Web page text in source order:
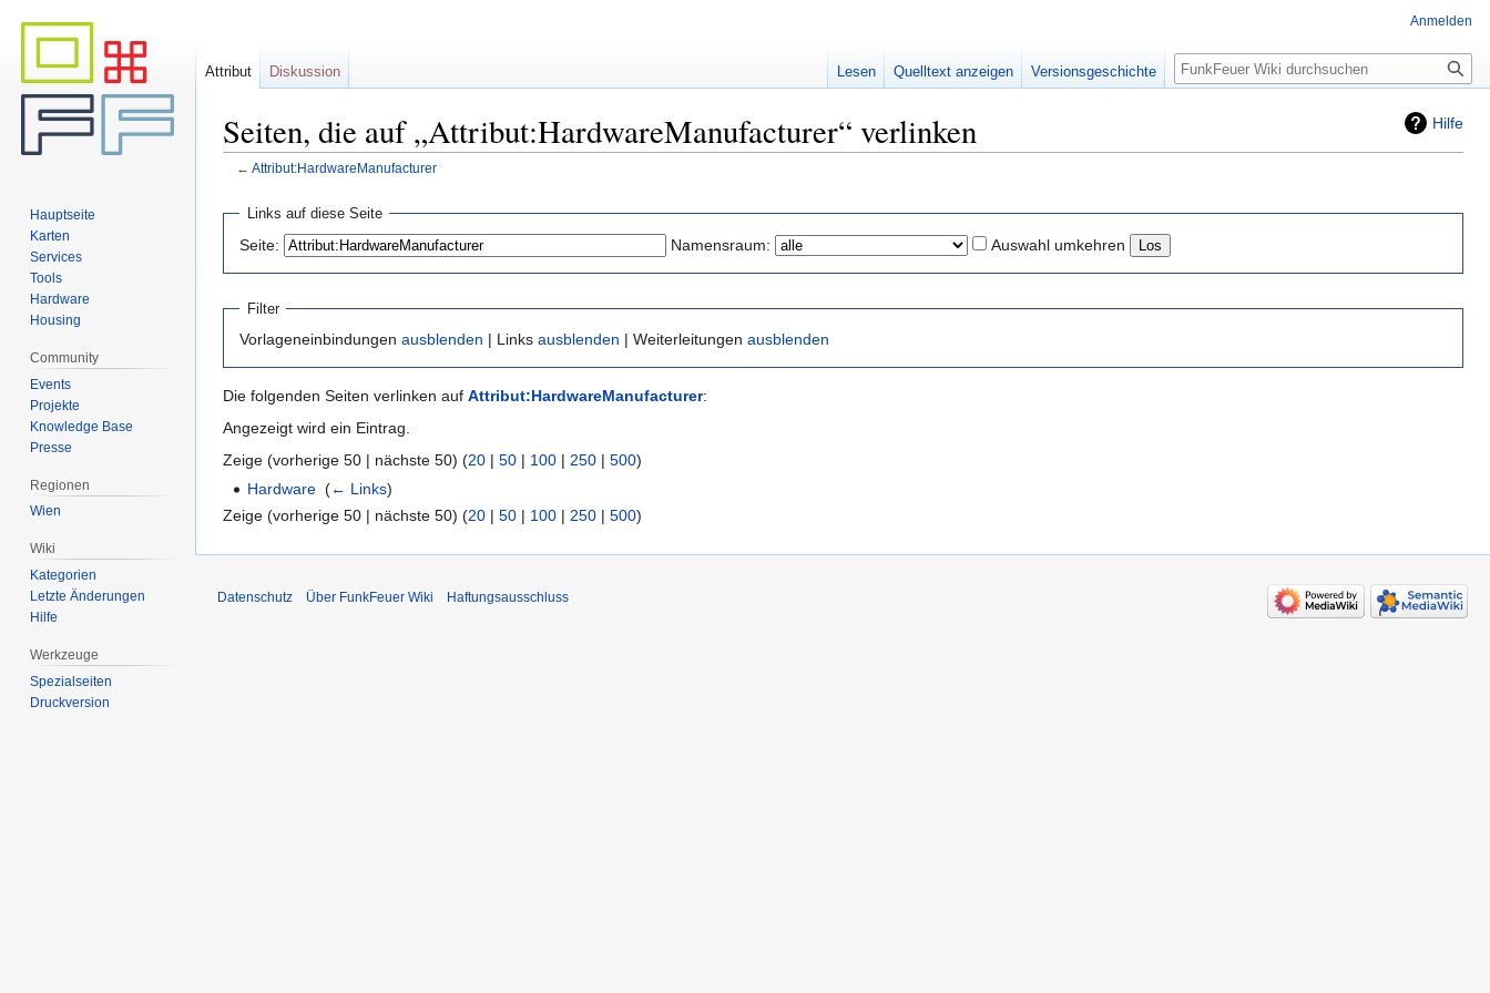
Hilfe
Seiten, die auf „Attribut:HardwareManufacturer“ verlinken
← Attribut:HardwareManufacturer
Navigation
springen
springen
Links auf diese Seite
Seite: Namensraum: Auswahl umkehren
Filter
Vorlageneinbindungen ausblenden | Links ausblenden | Weiterleitungen ausblenden
Die folgenden Seiten verlinken auf Attribut:HardwareManufacturer:
Angezeigt wird ein Eintrag.
Zeige (vorherige 50 | nächste 50) (20 | 50 | 100 | 250 | 500)
Hardware ‎(← Links)
Zeige (vorherige 50 | nächste 50) (20 | 50 | 100 | 250 | 500)
Anmelden
Attribut Diskussion Lesen Quelltext anzeigen Versionsgeschichte
Suche
Hauptseite
Karten
Services
Tools
Hardware
Housing
Community
Events
Projekte
Knowledge Base
Presse
Regionen
Wien
Wiki
Kategorien
Letzte Änderungen
Hilfe
Werkzeuge
Spezialseiten
Druckversion
Datenschutz Über FunkFeuer Wiki Haftungsausschluss